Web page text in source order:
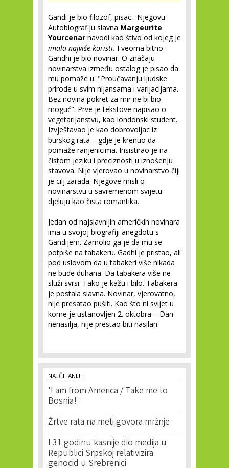
Gandi je bio filozof, pisac…Njegovu
Autobiografiju slavna Margeurite
Yourcenar navodi kao štivo od kojeg je
imala najviše koristi. I veoma bitno -
Gandhi je bio novinar. O značaju
novinarstva između ostalog je pisao da
mu pomaže u: "Proučavanju ljudske
prirode u svim nijansama i varijacijama.
Bez novina pokret za mir ne bi bio
moguć". Prve je tekstove napisao o
vegetarijanstvu, kao londonski student.
Izvještavao je kao dobrovoljac iz
burskog rata – gdje je krenuo da
pomaže ranjenicima. Insistirao je na
čistom jeziku i preciznosti u iznošenju
stavova. Nije vjerovao u novinarstvo čiji
je cilj zarada. Njegove misli o
novinarstvu u savremenom svijetu
djeluju kao čista romantika.
Jedan od najslavnijih američkih novinara
ima u svojoj biografiji anegdotu s
Gandijem. Zamolio ga je da mu se
potpiše na tabakeru. Gadhi je pristao, ali
pod uslovom da u tabakeri više nikada
ne bude duhana. Da tabakera više ne
služi svrsi. Tako je kažu i bilo. Tabakera
je postala slavna. Novinar, vjerovatno,
nije presatao pušiti. Kao što ni svijet u
kome je ustanovljen 2. oktobra – Dan
nenasilja, nije prestao biti nasilan.
NAJČITANIJE
'I am from America / Take me to
Bosnia!'
Žrtve rata na meti govora mržnje
I 31 godinu kasnije dio medija u
Republici Srpskoj relativizira
genocid u Srebrenici